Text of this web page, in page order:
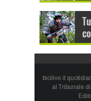
bicilive.it
al Tribunale